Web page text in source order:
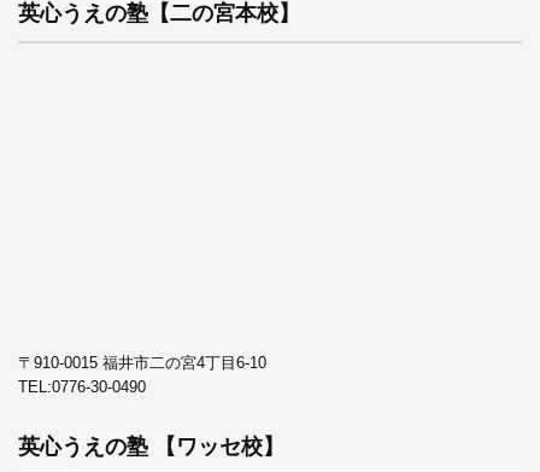
英心うえの塾【二の宮本校】
〒910-0015 福井市二の宮4丁目6-10
TEL:0776-30-0490
英心うえの塾 【ワッセ校】